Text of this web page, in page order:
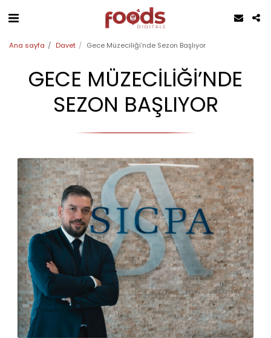
Ana sayfa Davet Gece Müzeciliği’nde Sezon Başlıyor
GECE MÜZECILIĞI’NDE
SEZON BAŞLIYOR